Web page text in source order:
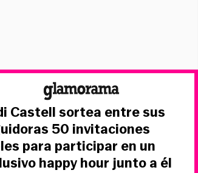
Castell sortea entre sus
50 invitaciones
para participar en un
happy hour junto a él